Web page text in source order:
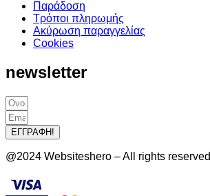
Παράδοση
Τρόποι πληρωμής
Ακύρωση παραγγελίας
Cookies
newsletter
ΕΓΓΡΑΦΗ!
@2024 Websiteshero – All rights reserved